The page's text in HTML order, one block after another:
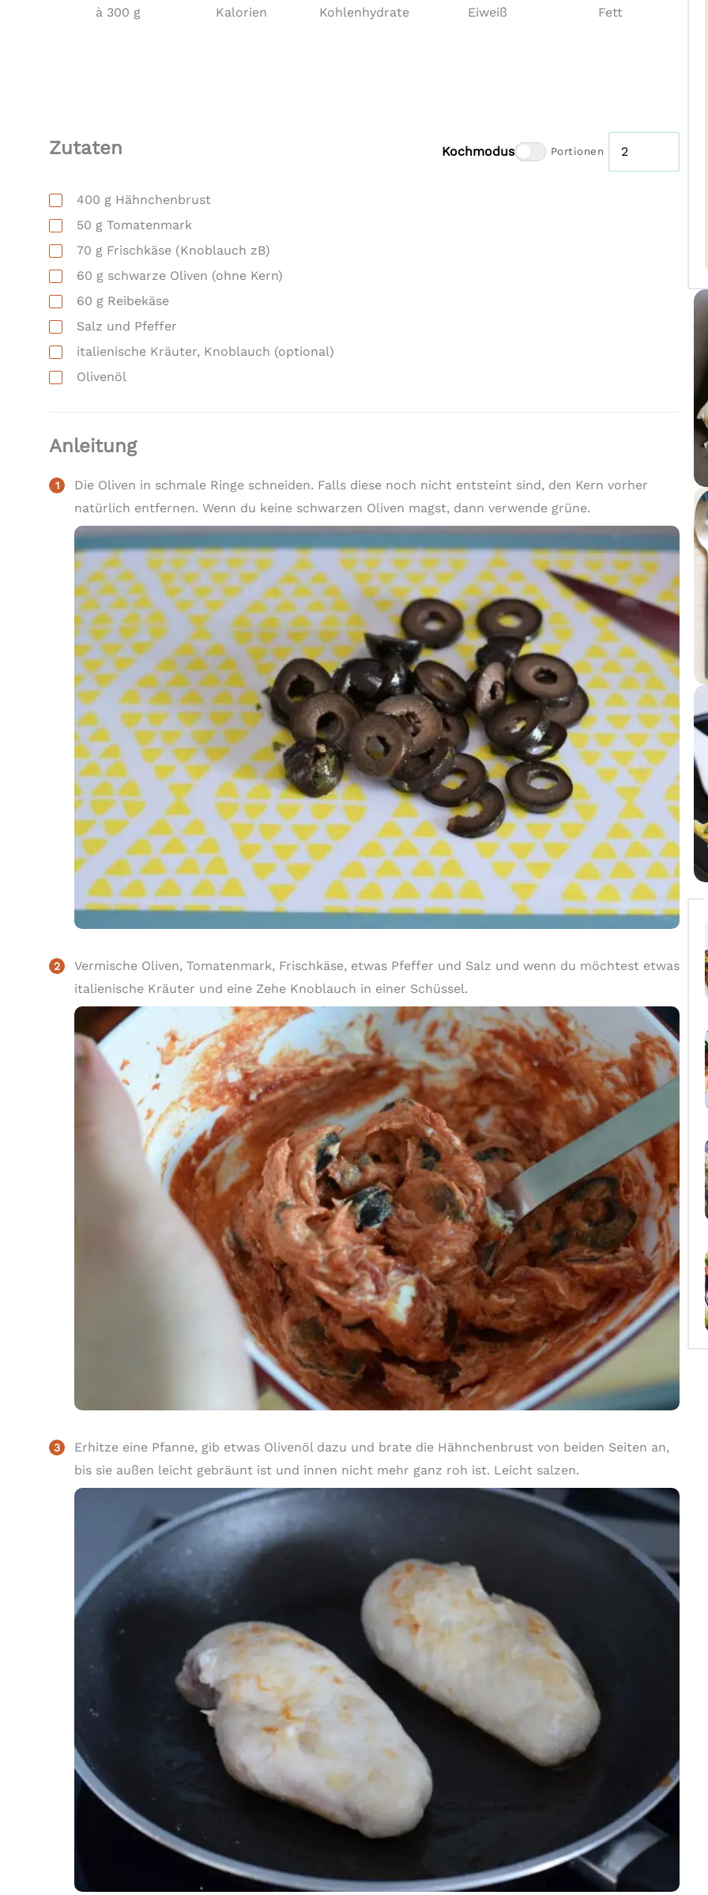
à 300 g Kalorien Kohlenhydrate Eiweiß Fett
Zutaten Kochmodus Portionen
400 g Hähnchenbrust
50 g Tomatenmark
70 g Frischkäse (Knoblauch zB)
60 g schwarze Oliven (ohne Kern)
60 g Reibekäse
Salz und Pfeffer
italienische Kräuter, Knoblauch (optional)
Olivenöl
Anleitung
Die Oliven in schmale Ringe schneiden. Falls diese noch nicht entsteint sind, den Kern vorher
natürlich entfernen. Wenn du keine schwarzen Oliven magst, dann verwende grüne.
Vermische Oliven, Tomatenmark, Frischkäse, etwas Pfeffer und Salz und wenn du möchtest etwas
italienische Kräuter und eine Zehe Knoblauch in einer Schüssel.
Erhitze eine Pfanne, gib etwas Olivenöl dazu und brate die Hähnchenbrust von beiden Seiten an,
bis sie außen leicht gebräunt ist und innen nicht mehr ganz roh ist. Leicht salzen.